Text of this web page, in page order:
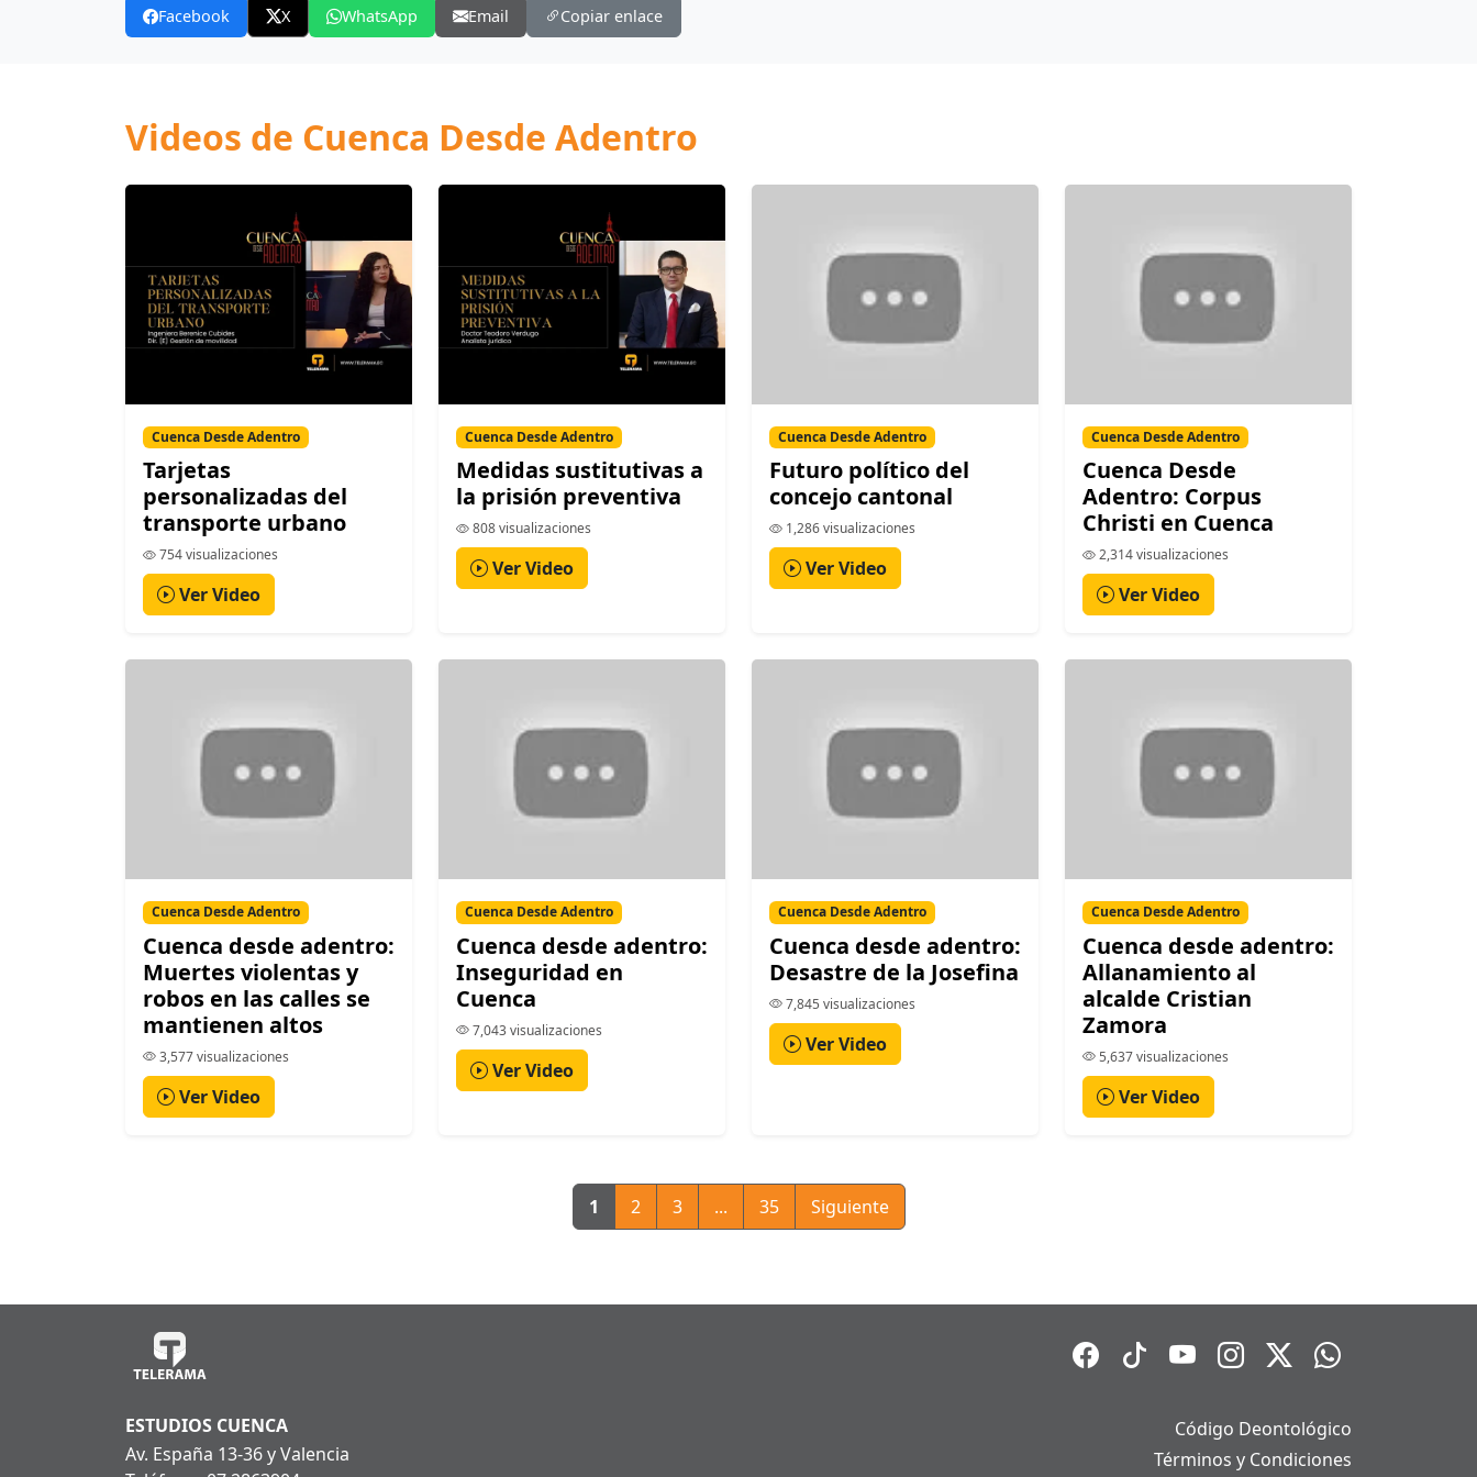
Facebook X WhatsApp Email Copiar enlace
Videos de Cuenca Desde Adentro
Cuenca Desde Adentro
Tarjetas
personalizadas del
transporte urbano
754 visualizaciones
Ver Video
Cuenca Desde Adentro
Medidas sustitutivas a
la prisión preventiva
808 visualizaciones
Ver Video
Cuenca Desde Adentro
Futuro político del
concejo cantonal
1,286 visualizaciones
Ver Video
Cuenca Desde Adentro
Cuenca Desde
Adentro: Corpus
Christi en Cuenca
2,314 visualizaciones
Ver Video
Cuenca Desde Adentro
Cuenca desde adentro:
Muertes violentas y
robos en las calles se
mantienen altos
3,577 visualizaciones
Ver Video
Cuenca Desde Adentro
Cuenca desde adentro:
Inseguridad en
Cuenca
7,043 visualizaciones
Ver Video
Cuenca Desde Adentro
Cuenca desde adentro:
Desastre de la Josefina
7,845 visualizaciones
Ver Video
Cuenca Desde Adentro
Cuenca desde adentro:
Allanamiento al
alcalde Cristian
Zamora
5,637 visualizaciones
Ver Video
1 2 3 ... 35 Siguiente
ESTUDIOS CUENCA
Av. España 13-36 y Valencia
Código Deontológico
Términos y Condiciones